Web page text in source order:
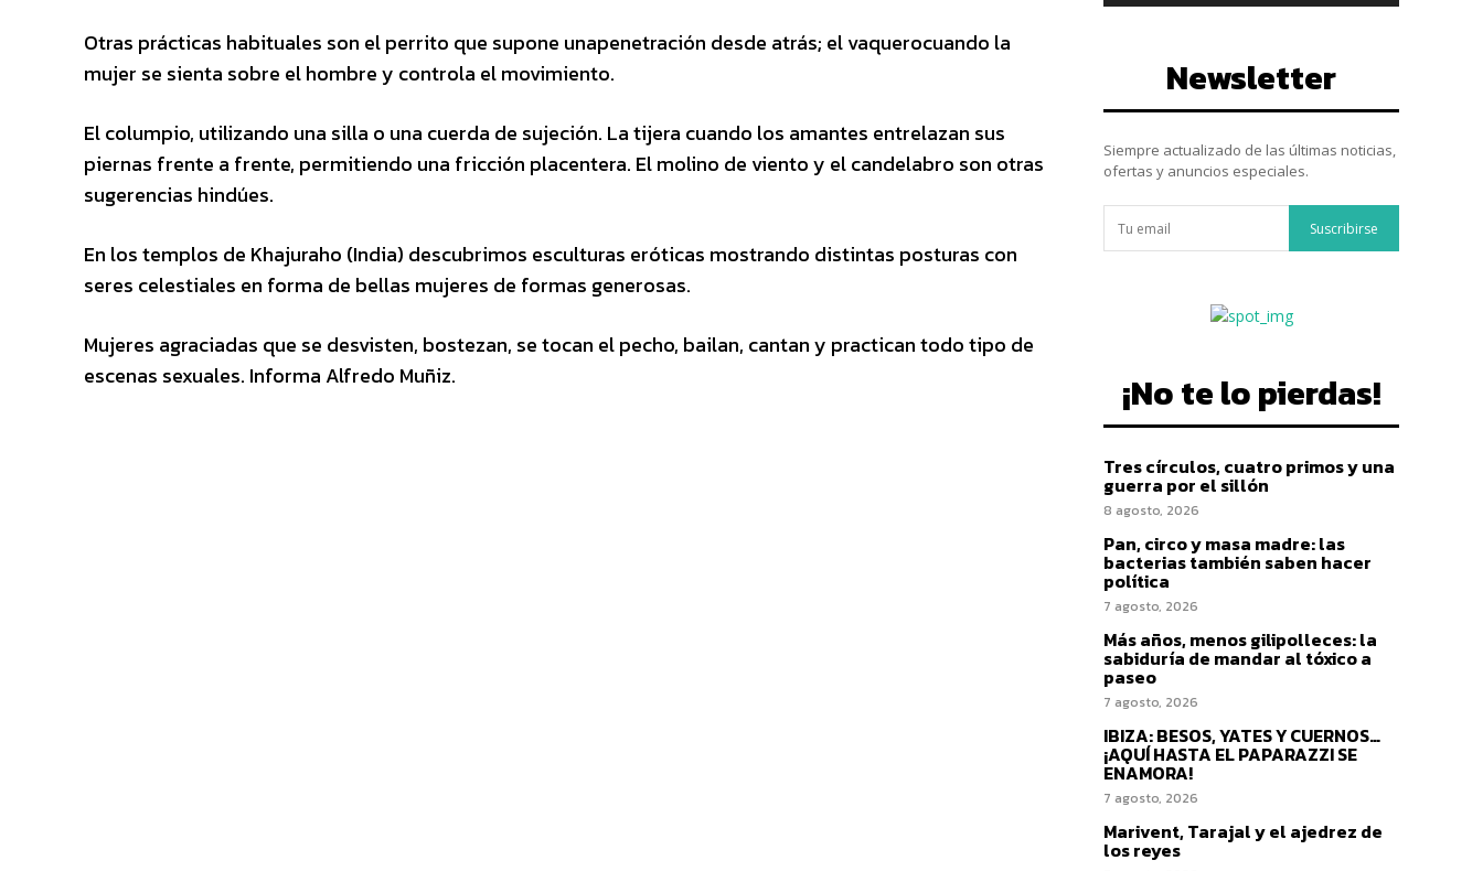
Otras prácticas habituales son el perrito que supone unapenetración desde atrás; el vaquerocuando la
mujer se sienta sobre el hombre y controla el movimiento.
El columpio, utilizando una silla o una cuerda de sujeción. La tijera cuando los amantes entrelazan sus
piernas frente a frente, permitiendo una fricción placentera. El molino de viento y el candelabro son otras
sugerencias hindúes.
En los templos de Khajuraho (India) descubrimos esculturas eróticas mostrando distintas posturas con
seres celestiales en forma de bellas mujeres de formas generosas.
Mujeres agraciadas que se desvisten, bostezan, se tocan el pecho, bailan, cantan y practican todo tipo de
escenas sexuales. Informa Alfredo Muñiz.
Newsletter
Siempre actualizado de las últimas noticias,
ofertas y anuncios especiales.
Suscribirse
¡No te lo pierdas!
Tres círculos, cuatro primos y una
guerra por el sillón
8 agosto, 2026
Pan, circo y masa madre: las
bacterias también saben hacer
política
7 agosto, 2026
Más años, menos gilipolleces: la
sabiduría de mandar al tóxico a
paseo
7 agosto, 2026
IBIZA: BESOS, YATES Y CUERNOS…
¡AQUÍ HASTA EL PAPARAZZI SE
ENAMORA!
7 agosto, 2026
Marivent, Tarajal y el ajedrez de
los reyes